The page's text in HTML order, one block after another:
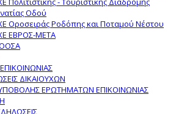
Οδού
Οροσειράς Ροδόπης και Ποταμού Νέστου
ΕΒΡΟΣ-ΜΕΤΑ
ΔΙΚΑΙΟΥΧΩΝ
ΕΡΩΤΗΜΑΤΩΝ ΕΠΙΚΟΙΝΩΝΙΑΣ